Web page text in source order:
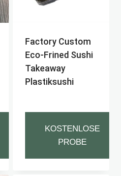
Factory Custom
Eco-Frined Sushi
Takeaway
Plastiksushi
KOSTENLOSE
PROBE